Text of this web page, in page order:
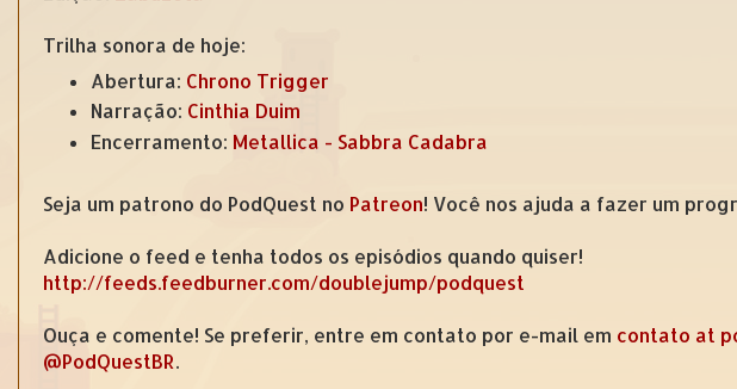
Trilha sonora de hoje:
Abertura: Chrono Trigger
Narração: Cinthia Duim
Encerramento: Metallica - Sabbra Cadabra
Seja um patrono do PodQuest no Patreon! Você nos ajuda a fazer um
Adicione o feed e tenha todos os episódios quando quiser!
http://feeds.feedburner.com/doublejump/podquest
Ouça e comente! Se preferir, entre em contato por e-mail em contato at
@PodQuestBR.